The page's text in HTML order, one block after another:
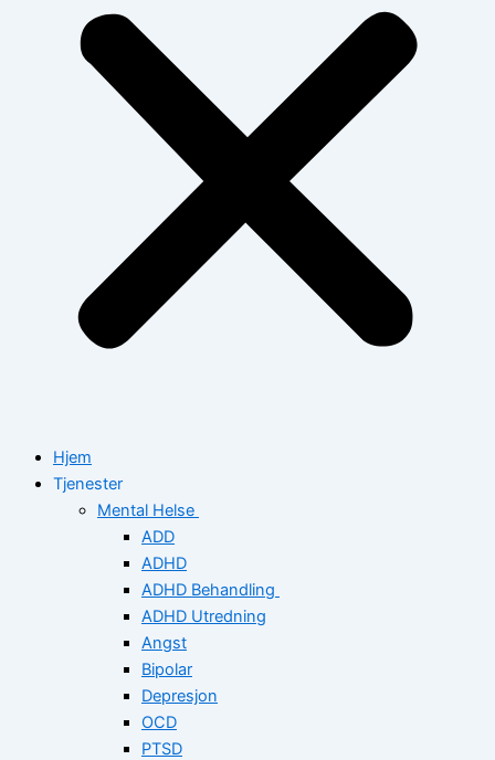
Hjem
Tjenester
Mental Helse
ADD
ADHD
ADHD Behandling
ADHD Utredning
Angst
Bipolar
Depresjon
OCD
PTSD